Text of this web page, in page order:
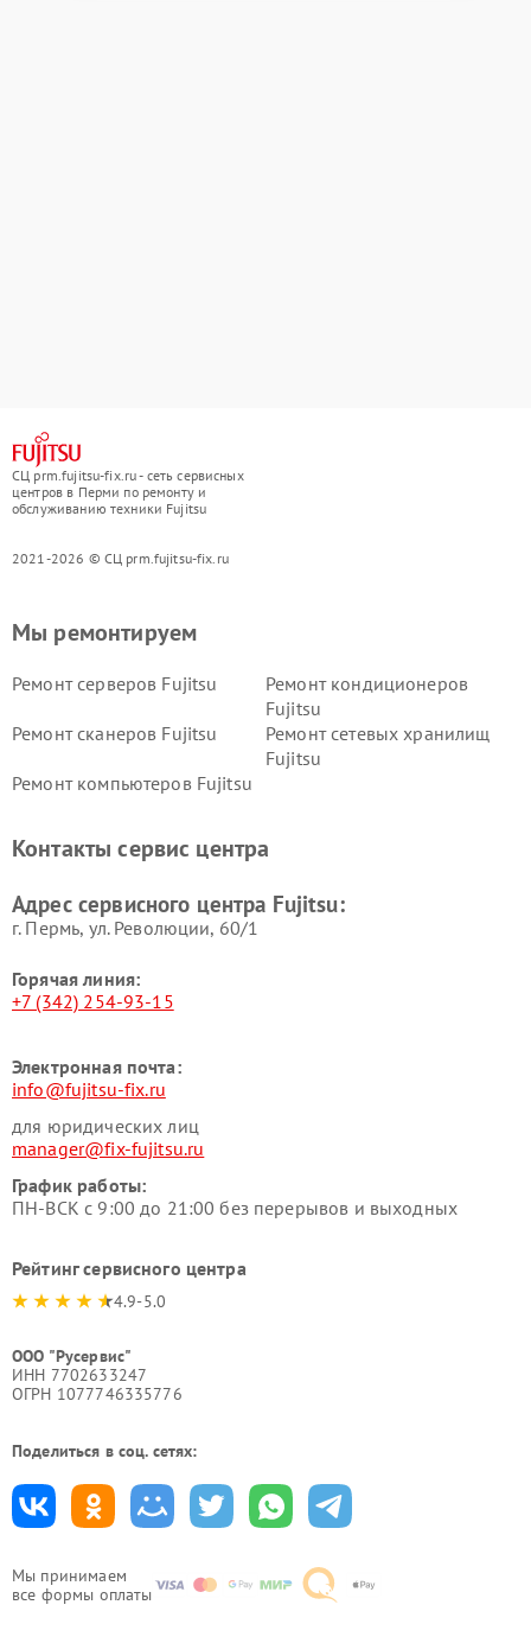
СЦ prm.fujitsu-fix.ru - сеть сервисных
центров в Перми по ремонту и
обслуживанию техники Fujitsu
2021-2026 © СЦ prm.fujitsu-fix.ru
Мы принимаем
все формы оплаты
Мы ремонтируем
Ремонт серверов Fujitsu
Ремонт кондиционеров
Fujitsu
Ремонт сканеров Fujitsu
Ремонт сетевых хранилищ
Fujitsu
Ремонт компьютеров Fujitsu
Контакты сервис центра
Адрес сервисного центра Fujitsu:
г. Пермь, ул. ​Революции, 60/1
Горячая линия:
+7 (342) 254-93-15
Электронная почта:
info@fujitsu-fix.ru
для юридических лиц
manager@fix-fujitsu.ru
График работы:
ПН-ВСК с 9:00 до 21:00 без перерывов и выходных
Рейтинг сервисного центра
4.9-5.0
ООО "Русервис"
ИНН 7702633247
ОГРН 1077746335776
Поделиться в соц. сетях: